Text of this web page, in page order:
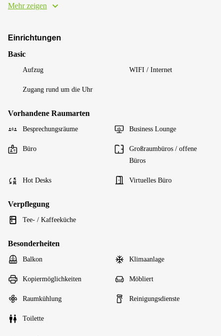
Mehr zeigen
Einrichtungen
Basic
Aufzug WIFI / Internet
Zugang rund um die Uhr
Vorhandene Raumarten
Besprechungsräume Business Lounge
Büro
Großraumbüros / offene
Büros
Hot Desks Virtuelles Büro
Verpflegung
Tee- / Kaffeeküche
Besonderheiten
Balkon Klimaanlage
Kopiermöglichkeiten Möbliert
Raumkühlung Reinigungsdienste
Toilette